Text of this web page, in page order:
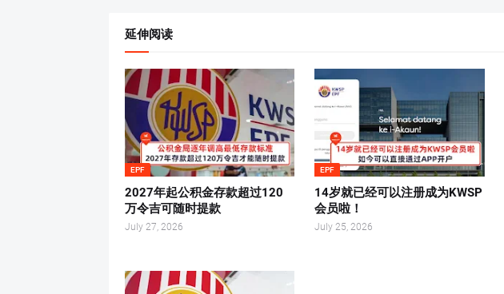
延伸阅读
EPF
2027年起公积金存款超过120
万令吉可随时提款
July 27, 2026
EPF
14岁就已经可以注册成为KWSP
会员啦！
July 25, 2026